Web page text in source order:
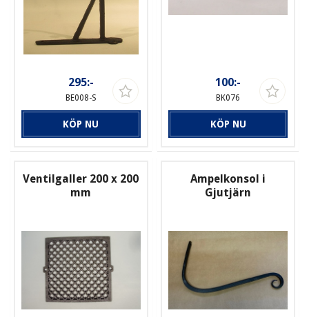
295:-
BE008-S
KÖP NU
100:-
BK076
KÖP NU
Ventilgaller 200 x 200
mm
Ampelkonsol i
Gjutjärn